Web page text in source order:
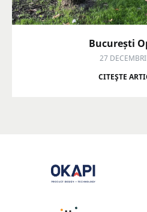
București
27
CITEŞTE